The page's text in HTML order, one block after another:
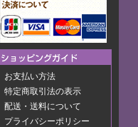
お支払い方法
特定商取引法の表示
配送・送料について
プライバシーポリシー